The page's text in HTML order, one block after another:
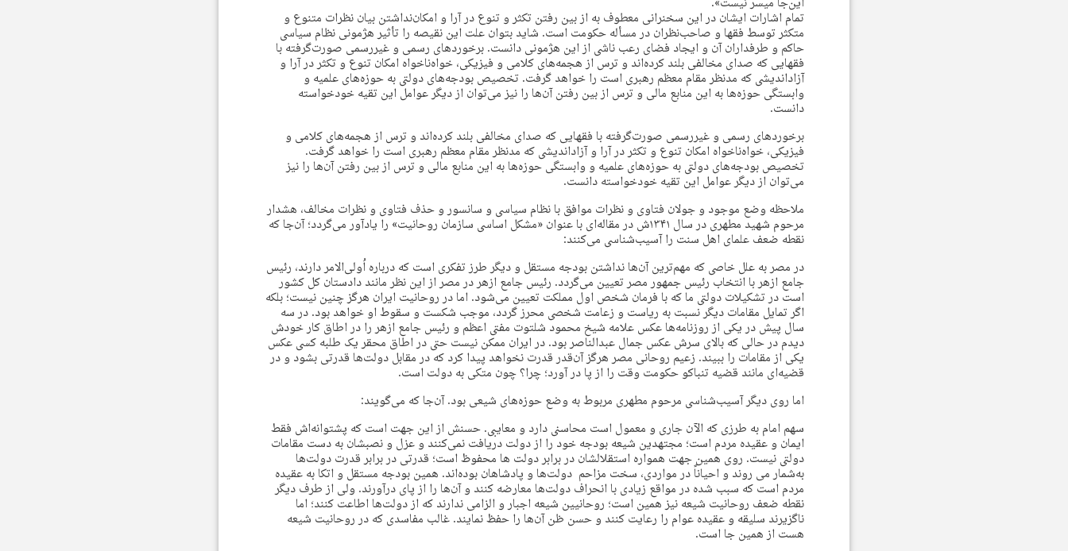
تمام اشارات ایشان در این سخنرانی معطوف به از بین رفتن تکثر و تنوع در آرا و امکان‌نداشتن بیان نظرات متنوع و
متکثر توسط فقها و صاحب‌نظران در مسأله حکومت است. شاید بتوان علت این نقیصه را تأثیر هژمونی نظام سیاسی
حاکم و طرفداران آن و ایجاد فضای رعب ناشی از این هژمونی دانست. برخوردهای رسمی و غیررسمی صورت‌گرفته با
فقهایی که صدای مخالفی بلند کرده‌اند و ترس از هجمه‌های کلامی و فیزیکی، خواه‌ناخواه امکان تنوع و تکثر در آرا و
آزاداندیشی که مدنظر مقام معظم رهبری است را خواهد گرفت. تخصیص بودجه‌های دولتی به حوزه‌های علمیه و
وابستگی حوزه‌ها به این منابع مالی و ترس از بین رفتن آن‌ها را نیز می‌توان از دیگر عوامل این تقیه خودخواسته
دانست.
برخوردهای رسمی و غیررسمی صورت‌گرفته با فقهایی که صدای مخالفی بلند کرده‌اند و ترس از هجمه‌های کلامی و
فیزیکی، خواه‌ناخواه امکان تنوع و تکثر در آرا و آزاداندیشی که مدنظر مقام معظم رهبری است را خواهد گرفت.
تخصیص بودجه‌های دولتی به حوزه‌های علمیه و وابستگی حوزه‌ها به این منابع مالی و ترس از بین رفتن آن‌ها را نیز
می‌توان از دیگر عوامل این تقیه خودخواسته دانست.
ملاحظه وضع موجود و جولان فتاوی و نظرات موافق با نظام سیاسی و سانسور و حذف فتاوی و نظرات مخالف، هشدار
مرحوم شهید مطهری در سال ۱۳۴۱ش در مقاله‌ای با عنوان «مشکل اساسی سازمان روحانیت» را یادآور می‌گردد؛ آن‌جا که
نقطه ضعف علمای اهل سنت را آسیب‌شناسی می‌کنند:
در مصر به علل خاصی که مهم‌ترین آن‌ها نداشتن بودجه مستقل و دیگر طرز تفکری است که درباره اُولی‌الامر دارند، رئیس
جامع ازهر با انتخاب رئیس جمهور مصر تعیین می‌گردد. رئیس جامع ازهر در مصر از این نظر مانند دادستان کل کشور
است در تشکیلات دولتی ما که با فرمان شخص اول مملکت تعیین می‌شود. اما در روحانیت ایران هرگز چنین نیست؛ بلکه
اگر تمایل مقامات دیگر نسبت به ریاست و زعامت شخصی محرز گردد، موجب شکست و سقوط او خواهد بود. در سه
سال پیش در یکی از روزنامه‌ها عکس علامه شیخ محمود شلتوت مفتی اعظم و رئیس جامع ازهر را در اطاق کار خودش
دیدم در حالی که بالای سرش عکس جمال عبدالناصر بود. در ایران ممکن نیست حتی در اطاق محقر یک طلبه کسی عکس
یکی از مقامات را ببیند. زعیم روحانی مصر هرگز آن‌قدر قدرت نخواهد پیدا کرد که در مقابل دولت‌ها قدرتی بشود و در
قضیه‌ای مانند قضیه تنباکو حکومت وقت را از پا در آورد؛ چرا؟ چون متکی به دولت است.
اما روی دیگر آسیب‌شناسی مرحوم مطهری مربوط به وضع حوزه‌های شیعی بود. آن‌جا که می‌گویند:
سهم امام به طرزی که الآن جاری و معمول است محاسنی دارد و معایبی. حسنش از این جهت است که پشتوانه‌اش فقط
ایمان و عقیده مردم است؛ مجتهدین شیعه بودجه خود را از دولت دریافت نمی‌کنند و عزل و نصبشان به دست مقامات
دولتی نیست. روی همین جهت همواره استقلالشان در برابر دولت ها محفوظ است؛ قدرتی در برابر قدرت دولت‌ها
به‌شمار می روند و احیاناً در مواردی، سخت مزاحم دولت‌ها و پادشاهان بوده‌اند. همین بودجه مستقل و اتکا به عقیده
مردم است که سبب شده در مواقع زیادی با انحراف دولت‌ها معارضه کنند و آن‌ها را از پای درآورند. ولی از طرف دیگر
نقطه ضعف روحانیت شیعه نیز همین است؛ روحانیین شیعه اجبار و الزامی ندارند که از دولت‌ها اطاعت کنند؛ اما
ناگزیرند سلیقه و عقیده عوام را رعایت کنند و حسن ظن آن‌ها را حفظ نمایند. غالب مفاسدی که در روحانیت شیعه
هست از همین جا است.